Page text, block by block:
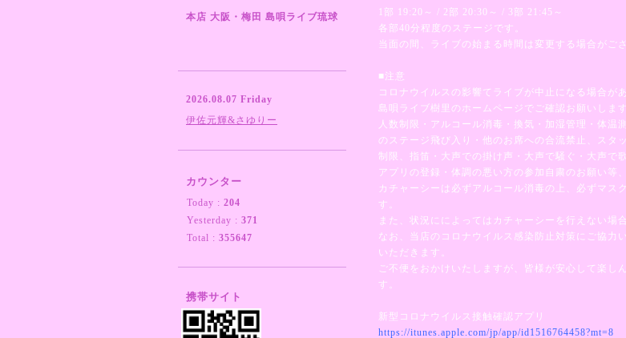
1部 19:20～ / 2部 20:30～ / 3部 21:45～
各部40分程度のステージです。
当面の間、ライブの始まる時間は変更する場合がご
■注意
コロナウイルスの影響てライブが中止になる場合が
島唄ライブ樹里のホームページでご確認お願いします
人数制限・アルコール消毒・換気・加湿管理・体温
のステージ飛び入り・他のお席への合流禁止、スタ
制限、指笛・大声での掛け声・大声で騒ぐ・大声で
アプリの登録・体調の悪い方の参加自粛のお願い等
カチャーシーは必ずアルコール消毒の上、必ずマス
す。
また、状況にによってはカチャーシーを行えない場
なお、当店のコロナウイルス感染防止対策にご協力
いただきます。
ご不便をおかけいたしますが、皆様が安心して楽し
す。
新型コロナウイルス接触確認アプリ
https://itunes.apple.com/jp/app/id1516764458?mt=8
本店 大阪・梅田 島唄ライブ琉球
2026.08.07 Friday
伊佐元輝&さゆりー
カウンター
Today : 204
Yesterday : 371
Total : 355647
携帯サイト